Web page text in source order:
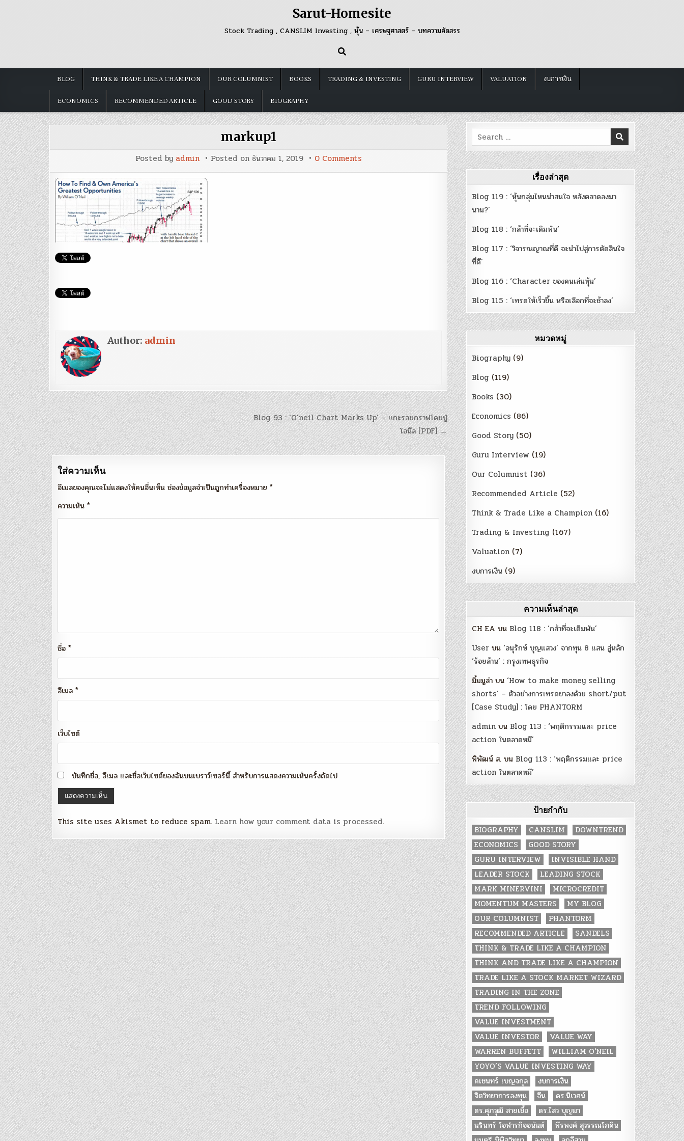
Sarut-Homesite
Stock Trading , CANSLIM Investing , หุ้น – เศรษฐศาสตร์ – บทความคัดสรร
BLOG THINK & TRADE LIKE A CHAMPION OUR COLUMNIST BOOKS TRADING & INVESTING GURU INTERVIEW VALUATION งบการเงิน
ECONOMICS RECOMMENDED ARTICLE GOOD STORY BIOGRAPHY
markup1
Posted by admin Posted on ธันวาคม 1, 2019 0 Commentson
Author: admin
แนะแนว
เรื่อง
Blog 93 : ‘O’neil Chart Marks Up’ – แกะรอยกราฟโดยปู่
โอนีล [PDF] →
ใส่ความเห็น
อีเมลของคุณจะไม่แสดงให้คนอื่นเห็น ช่องข้อมูลจำเป็นถูกทำเครื่องหมาย *
ความเห็น *
ชื่อ *
อีเมล *
เว็บไซต์
บันทึกชื่อ, อีเมล และชื่อเว็บไซต์ของฉันบนเบราว์เซอร์นี้ สำหรับการแสดงความเห็นครั้งถัดไป
This site uses Akismet to reduce spam. Learn how your comment data is processed.
Search
for:
เรื่องล่าสุด
Blog 119 : ‘หุ้นกลุ่มไหนน่าสนใจ หลังตลาดลงมา
นาน?’
Blog 118 : ‘กล้าที่จะเดิมพัน’
Blog 117 : ‘วิจารณญาณที่ดี จะนำไปสู่การตัดสินใจ
ที่ดี’
Blog 116 : ‘Character ของคนเล่นหุ้น’
Blog 115 : ‘เทรดให้เร็วขึ้น หรือเลือกที่จะช้าลง’
หมวดหมู่
Biography (9)
Blog (119)
Books (30)
Economics (86)
Good Story (50)
Guru Interview (19)
Our Columnist (36)
Recommended Article (52)
Think & Trade Like a Champion (16)
Trading & Investing (167)
Valuation (7)
งบการเงิน (9)
ความเห็นล่าสุด
CH EA บน Blog 118 : ‘กล้าที่จะเดิมพัน’
User บน‘อนุรักษ์ บุญแสวง’ จากทุน 8 แสน สู่หลัก
‘ร้อยล้าน’ : กรุงเทพธุรกิจ
มิ้มมูล่า บน‘How to make money selling
shorts’ – ตัวอย่างการเทรดขาลงด้วย short/put
[Case Study] : โดย PHANTORM
admin บน Blog 113 : ‘พฤติกรรมและ price
action ในตลาดหมี’
พิพัฒน์ ส. บน Blog 113 : ‘พฤติกรรมและ price
action ในตลาดหมี’
ป้ายกำกับ
BIOGRAPHY CANSLIM
DOWNTREND
ECONOMICS
GOOD STORY
GURU INTERVIEW
INVISIBLE HAND
LEADER STOCK
LEADING STOCK
MARK MINERVINI
MICROCREDIT
MOMENTUM MASTERS
MY BLOG
OUR COLUMNIST
PHANTORM
RECOMMENDED ARTICLE
SANDELS
THINK & TRADE LIKE A CHAMPION
THINK AND TRADE LIKE A CHAMPION
TRADE LIKE A STOCK MARKET WIZARD
TRADING IN THE ZONE
TREND FOLLOWING
VALUE INVESTMENT
VALUE INVESTOR
VALUE WAY
WARREN BUFFETT
WILLIAM O'NEIL
YOYO’S VALUE INVESTING WAY
คเชนทร์ เบญจกุล
งบการเงิน
จิตวิทยาการลงทุน
จีน
ดร.นิเวศน์
ดร.ศุภวุฒิ สายเชื้อ
ดร.ไสว บุญมา
นรินทร์ โอฬารกิจอนันต์
พีรพงศ์ สุวรรณโภคิน